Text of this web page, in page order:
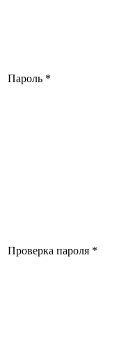
Пароль *
Проверка пароля *